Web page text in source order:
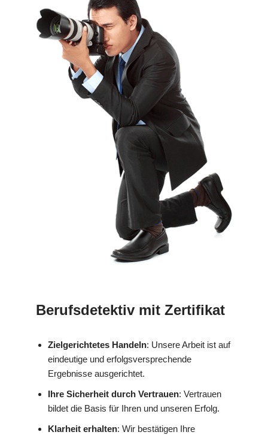
Berufsdetektiv mit Zertifikat
Zielgerichtetes Handeln: Unsere Arbeit ist auf
eindeutige und erfolgsversprechende
Ergebnisse ausgerichtet.
Ihre Sicherheit durch Vertrauen: Vertrauen
bildet die Basis für Ihren und unseren Erfolg.
Klarheit erhalten: Wir bestätigen Ihre